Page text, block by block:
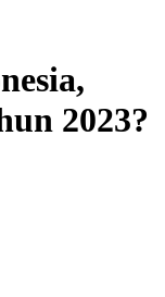
2023?